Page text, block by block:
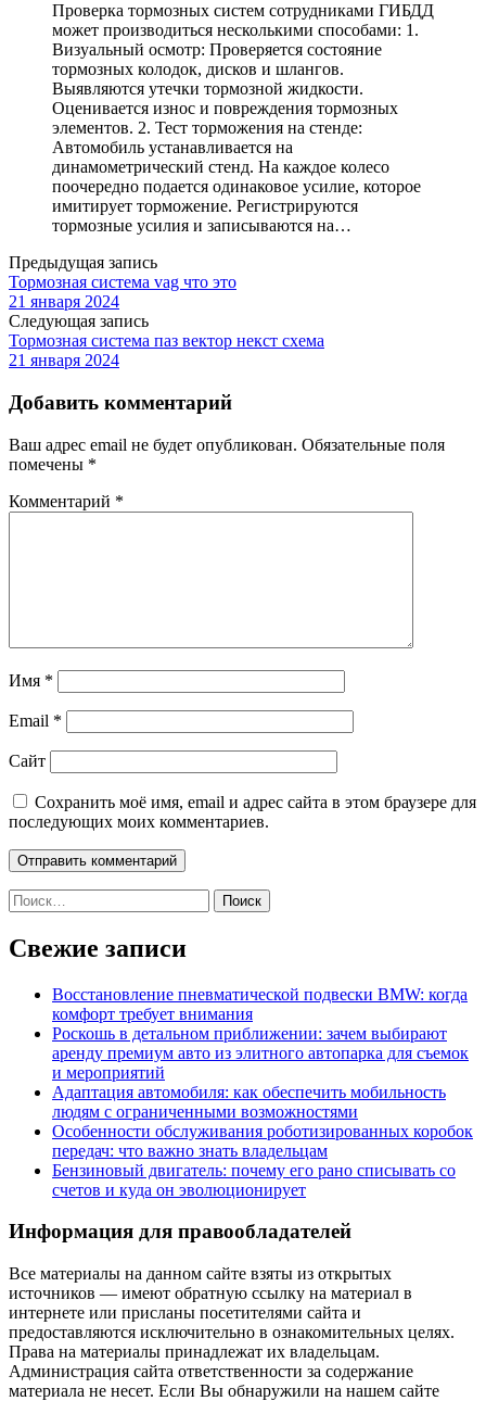
Проверка тормозных систем сотрудниками ГИБДД
может производиться несколькими способами: 1.
Визуальный осмотр: Проверяется состояние
тормозных колодок, дисков и шлангов.
Выявляются утечки тормозной жидкости.
Оценивается износ и повреждения тормозных
элементов. 2. Тест торможения на стенде:
Автомобиль устанавливается на
динамометрический стенд. На каждое колесо
поочередно подается одинаковое усилие, которое
имитирует торможение. Регистрируются
тормозные усилия и записываются на…
Предыдущая запись
Тормозная система vag что это
21 января 2024
Следующая запись
Тормозная система паз вектор некст схема
21 января 2024
Добавить комментарий
Ваш адрес email не будет опубликован. Обязательные поля
помечены *
Комментарий *
Имя *
Email *
Сайт
Сохранить моё имя, email и адрес сайта в этом браузере для
последующих моих комментариев.
Найти:
Свежие записи
Восстановление пневматической подвески BMW: когда
комфорт требует внимания
Роскошь в детальном приближении: зачем выбирают
аренду премиум авто из элитного автопарка для съемок
и мероприятий
Адаптация автомобиля: как обеспечить мобильность
людям с ограниченными возможностями
Особенности обслуживания роботизированных коробок
передач: что важно знать владельцам
Бензиновый двигатель: почему его рано списывать со
счетов и куда он эволюционирует
Информация для правообладателей
Все материалы на данном сайте взяты из открытых
источников — имеют обратную ссылку на материал в
интернете или присланы посетителями сайта и
предоставляются исключительно в ознакомительных целях.
Права на материалы принадлежат их владельцам.
Администрация сайта ответственности за содержание
материала не несет. Если Вы обнаружили на нашем сайте